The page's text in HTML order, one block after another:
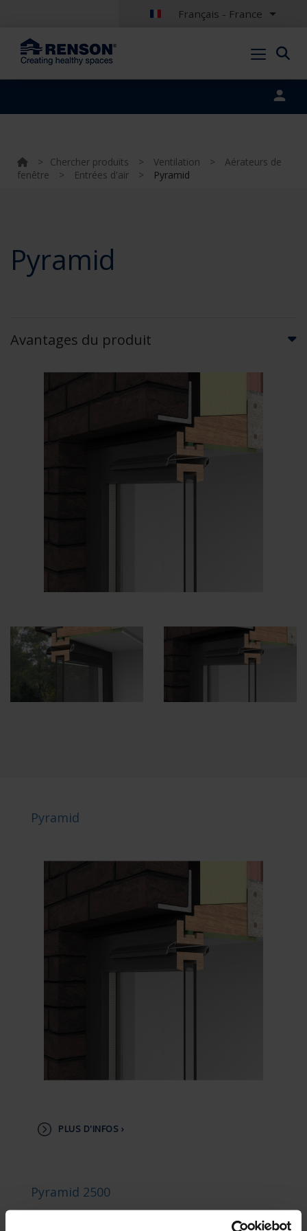
Français - France
> Chercher produits > Ventilation >
Aérateurs de
fenêtre
> Entrées d'air > Pyramid
Pyramid
Avantages du produit
Pyramid
PLUS D'INFOS ›
Pyramid 2500